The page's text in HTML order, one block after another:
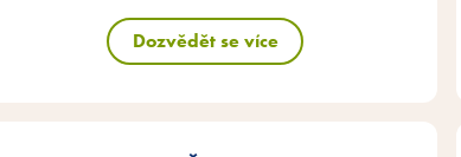
Dozvědět se více